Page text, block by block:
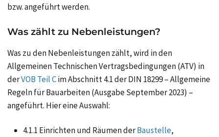
bzw. angeführt werden.
Was zählt zu Nebenleistungen?
Was zu den Nebenleistungen zählt, wird in den
Allgemeinen Technischen Vertragsbedingungen (ATV) in
derVOB Teil Cim Abschnitt 4.1 der DIN 18299 – Allgemeine
Regeln für Bauarbeiten (Ausgabe September 2023) –
angeführt. Hier eine Auswahl:
4.1.1 Einrichten und Räumen derBaustelle,